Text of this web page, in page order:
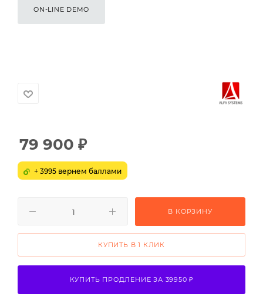
ON-LINE DEMO
79 900 ₽
+ 3995 вернем баллами
В КОРЗИНУ
КУПИТЬ В 1 КЛИК
КУПИТЬ ПРОДЛЕНИЕ ЗА 39950 ₽